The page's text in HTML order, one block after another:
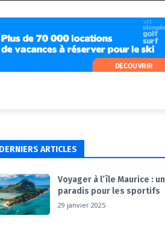
DERNIERS ARTICLES
Voyager à l’île Maurice : un
paradis pour les sportifs
29 janvier 2025